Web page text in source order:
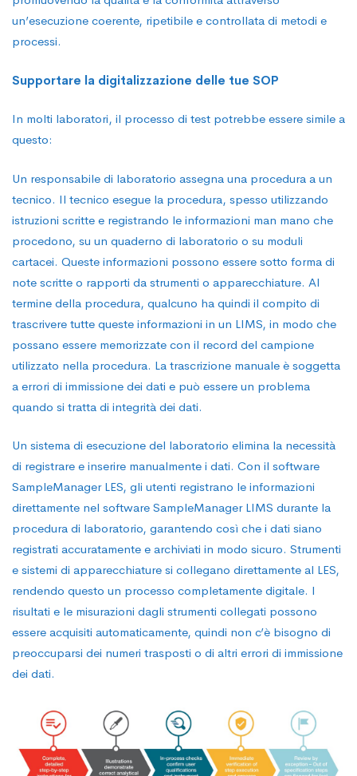
un’esecuzione coerente, ripetibile e controllata di metodi e
processi.
Supportare la digitalizzazione delle tue SOP
In molti laboratori, il processo di test potrebbe essere simile a
questo:
Un responsabile di laboratorio assegna una procedura a un
tecnico. Il tecnico esegue la procedura, spesso utilizzando
istruzioni scritte e registrando le informazioni man mano che
procedono, su un quaderno di laboratorio o su moduli
cartacei. Queste informazioni possono essere sotto forma di
note scritte o rapporti da strumenti o apparecchiature. Al
termine della procedura, qualcuno ha quindi il compito di
trascrivere tutte queste informazioni in un LIMS, in modo che
possano essere memorizzate con il record del campione
utilizzato nella procedura. La trascrizione manuale è soggetta
a errori di immissione dei dati e può essere un problema
quando si tratta di integrità dei dati.
Un sistema di esecuzione del laboratorio elimina la necessità
di registrare e inserire manualmente i dati. Con il software
SampleManager LES, gli utenti registrano le informazioni
direttamente nel software SampleManager LIMS durante la
procedura di laboratorio, garantendo così che i dati siano
registrati accuratamente e archiviati in modo sicuro. Strumenti
e sistemi di apparecchiature si collegano direttamente al LES,
rendendo questo un processo completamente digitale. I
risultati e le misurazioni dagli strumenti collegati possono
essere acquisiti automaticamente, quindi non c’è bisogno di
preoccuparsi dei numeri trasposti o di altri errori di immissione
dei dati.